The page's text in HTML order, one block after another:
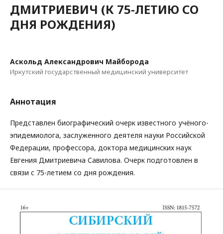
ДМИТРИЕВИЧ (К 75-ЛЕТИЮ СО
ДНЯ РОЖДЕНИЯ)
Аскольд Александрович Майборода
Иркутский государственный медицинский университет
Аннотация
Представлен биографический очерк известного учёного-
эпидемиолога, заслуженного деятеля науки Российской
Федерации, профессора, доктора медицинских наук
Евгения Дмитриевича Савилова. Очерк подготовлен в
связи с 75-летием со дня рождения.